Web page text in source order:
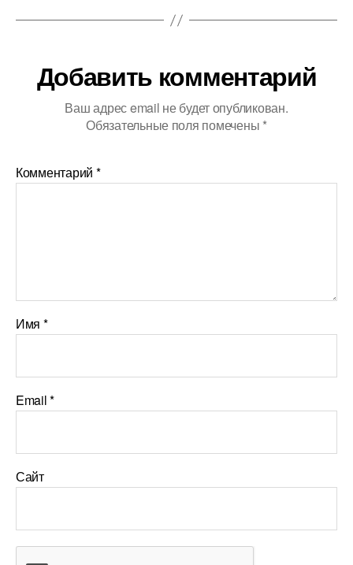
Добавить комментарий
Ваш адрес email не будет опубликован.
Обязательные поля помечены *
Комментарий *
Имя *
Email*
Сайт